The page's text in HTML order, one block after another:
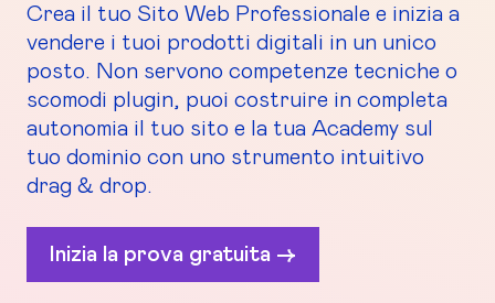
Crea il tuo Sito Web Professionale e inizia a
vendere i tuoi prodotti digitali in un unico
posto. Non servono competenze tecniche o
scomodi plugin, puoi costruire in completa
autonomia il tuo sito e la tua Academy sul
tuo dominio con uno strumento intuitivo
drag & drop.
Inizia la prova gratuita ->